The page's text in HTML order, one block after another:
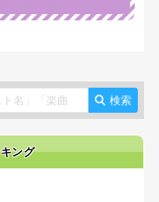
ング
検索